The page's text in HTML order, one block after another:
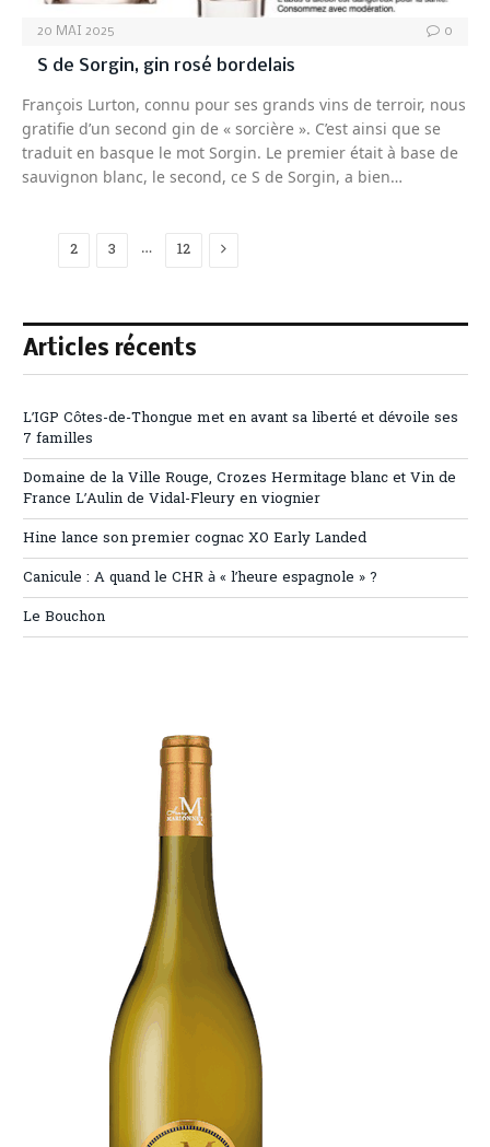
20 MAI 2025 0
S de Sorgin, gin rosé bordelais
François Lurton, connu pour ses grands vins de terroir, nous
gratifie d’un second gin de « sorcière ». C’est ainsi que se
traduit en basque le mot Sorgin. Le premier était à base de
sauvignon blanc, le second, ce S de Sorgin, a bien…
2 3 … 12 Next
Articles récents
L’IGP Côtes-de-Thongue met en avant sa liberté et dévoile ses
7 familles
Domaine de la Ville Rouge, Crozes Hermitage blanc et Vin de
France L’Aulin de Vidal-Fleury en viognier
Hine lance son premier cognac XO Early Landed
Canicule : A quand le CHR à « l’heure espagnole » ?
Le Bouchon